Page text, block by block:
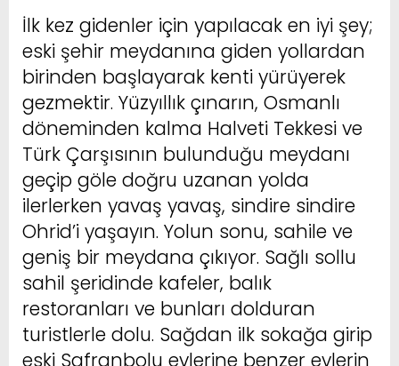
İlk kez gidenler için yapılacak en iyi şey;
eski şehir meydanına giden yollardan
birinden başlayarak kenti yürüyerek
gezmektir. Yüzyıllık çınarın, Osmanlı
döneminden kalma Halveti Tekkesi ve
Türk Çarşısının bulunduğu meydanı
geçip göle doğru uzanan yolda
ilerlerken yavaş yavaş, sindire sindire
Ohrid’i yaşayın. Yolun sonu, sahile ve
geniş bir meydana çıkıyor. Sağlı sollu
sahil şeridinde kafeler, balık
restoranları ve bunları dolduran
turistlerle dolu. Sağdan ilk sokağa girip
eski Safranbolu evlerine benzer evlerin